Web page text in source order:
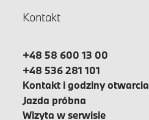
Kontakt
+48 58 600 13 00
+48 536 281 101
Kontakt i godziny otwarcia
Jazda próbna
Wizyta w serwisie